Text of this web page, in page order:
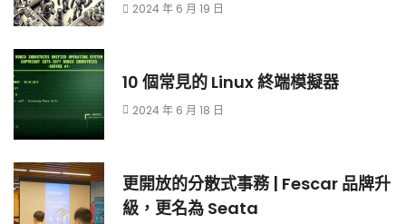
2024 年 6 月 19 日
10 個常見的 Linux 終端模擬器
2024 年 6 月 18 日
更開放的分散式事務 | Fescar 品牌升
級，更名為 Seata